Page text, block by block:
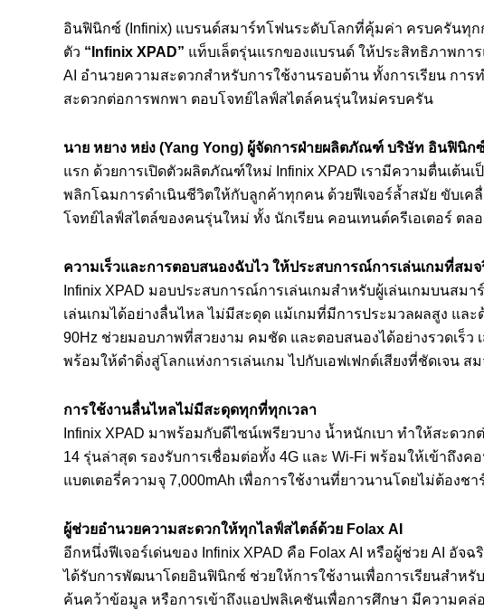
อินฟินิกซ์ (Infinix) แบรนด์สมาร์ทโฟนระดับโลกที่คุ้มค่า ครบครันทุ
ตัว “Infinix XPAD” แท็บเล็ตรุ่นแรกของแบรนด์ ให้ประสิทธิภาพกา
AI อำนวยความสะดวกสำหรับการใช้งานรอบด้าน ทั้งการเรียน กา
สะดวกต่อการพกพา ตอบโจทย์ไลฟ์สไตล์คนรุ่นใหม่ครบครัน
นาย หยาง หย่ง (Yang Yong) ผู้จัดการฝ่ายผลิตภัณฑ์ บริษัท อินฟินิก
แรก ด้วยการเปิดตัวผลิตภัณฑ์ใหม่ Infinix XPAD เรามีความตื่นเต้น
พลิกโฉมการดำเนินชีวิตให้กับลูกค้าทุกคน ด้วยฟีเจอร์ล้ำสมัย ขับเค
โจทย์ไลฟ์สไตล์ของคนรุ่นใหม่ ทั้ง นักเรียน คอนเทนต์ครีเอเตอร์ ตล
ความเร็วและการตอบสนองฉับไว ให้ประสบการณ์การเล่นเกมที่สมจ
Infinix XPAD มอบประสบการณ์การเล่นเกมสำหรับผู้เล่นเกมบนสม
เล่นเกมได้อย่างลื่นไหล ไม่มีสะดุด แม้เกมที่มีการประมวลผลสูง แล
90Hz ช่วยมอบภาพที่สวยงาม คมชัด และตอบสนองได้อย่างรวดเร็ว
พร้อมให้ดำดิ่งสู่โลกแห่งการเล่นเกม ไปกับเอฟเฟกต์เสียงที่ชัดเจน ส
การใช้งานลื่นไหลไม่มีสะดุดทุกที่ทุกเวลา
Infinix XPAD มาพร้อมกับดีไซน์เพรียวบาง น้ำหนักเบา ทำให้สะดว
14 รุ่นล่าสุด รองรับการเชื่อมต่อทั้ง 4G และ Wi-Fi พร้อมให้เข้าถึ
แบตเตอรี่ความจุ 7,000mAh เพื่อการใช้งานที่ยาวนานโดยไม่ต้องชา
ผู้ช่วยอำนวยความสะดวกให้ทุกไลฟ์สไตล์ด้วย Folax AI
อีกหนึ่งฟีเจอร์เด่นของ Infinix XPAD คือ Folax AI หรือผู้ช่วย AI อัจฉ
ได้รับการพัฒนาโดยอินฟินิกซ์ ช่วยให้การใช้งานเพื่อการเรียนสำหรั
ค้นคว้าข้อมูล หรือการเข้าถึงแอปพลิเคชันเพื่อการศึกษา มีความคล่